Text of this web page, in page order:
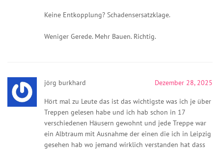
Keine Entkopplung? Schadensersatzklage.
Weniger Gerede. Mehr Bauen. Richtig.
jörg burkhard Dezember 28, 2025
Hört mal zu Leute das ist das wichtigste was ich je über
Treppen gelesen habe und ich hab schon in 17
verschiedenen Häusern gewohnt und jede Treppe war
ein Albtraum mit Ausnahme der einen die ich in Leipzig
gesehen hab wo jemand wirklich verstanden hat dass